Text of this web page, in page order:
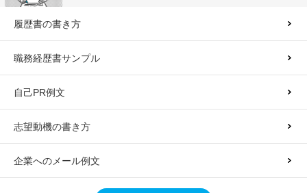
履歴書の書き方
職務経歴書サンプル
自己PR例文
志望動機の書き方
企業へのメール例文